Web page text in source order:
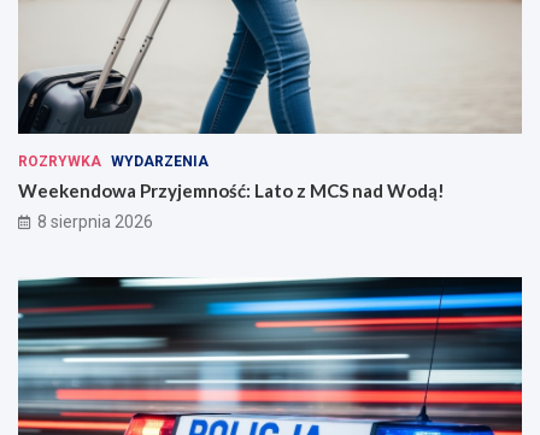
ROZRYWKA WYDARZENIA
Weekendowa Przyjemność: Lato z MCS nad Wodą!
8 sierpnia 2026